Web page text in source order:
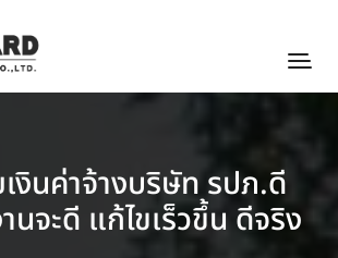
งินค่าจ้างบริษัท รปภ.ดี
นจะดี แก้ไขเร็วขึ้น ดีจริง